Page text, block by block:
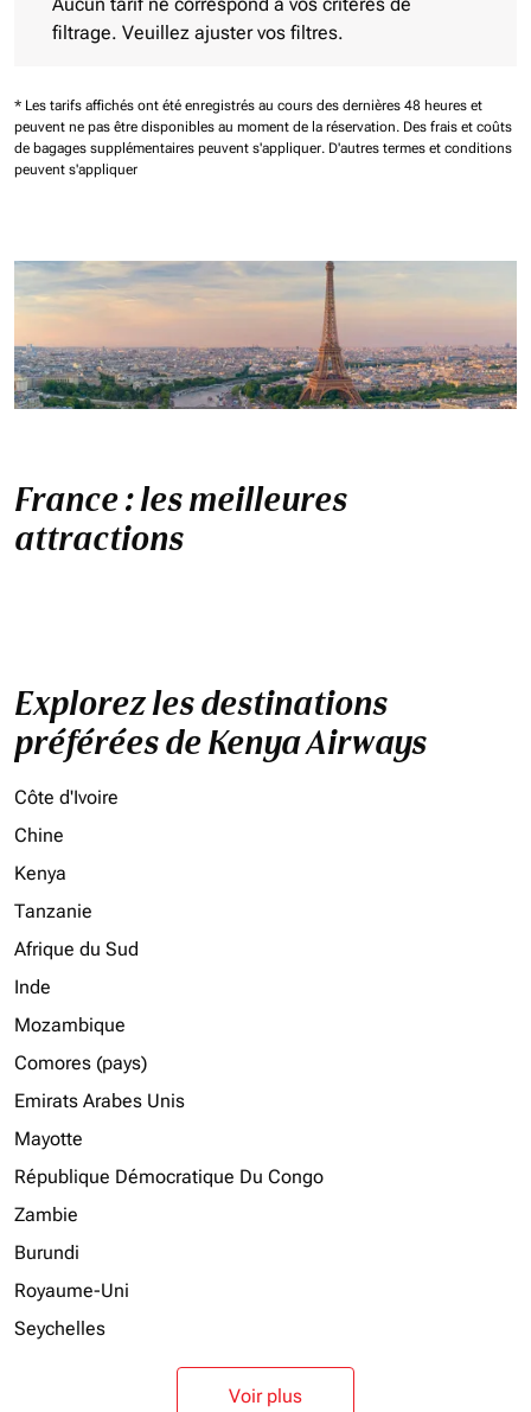
Aucun tarif ne correspond à vos critères de
filtrage. Veuillez ajuster vos filtres.
* Les tarifs affichés ont été enregistrés au cours des dernières 48 heures et
peuvent ne pas être disponibles au moment de la réservation. Des frais et coûts
de bagages supplémentaires peuvent s'appliquer. D'autres termes et conditions
peuvent s'appliquer
France : les meilleures
attractions
Explorez les destinations
préférées de Kenya Airways
Côte d'Ivoire
Chine
Kenya
Tanzanie
Afrique du Sud
Inde
Mozambique
Comores (pays)
Emirats Arabes Unis
Mayotte
République Démocratique Du Congo
Zambie
Burundi
Royaume-Uni
Seychelles
Voir plus